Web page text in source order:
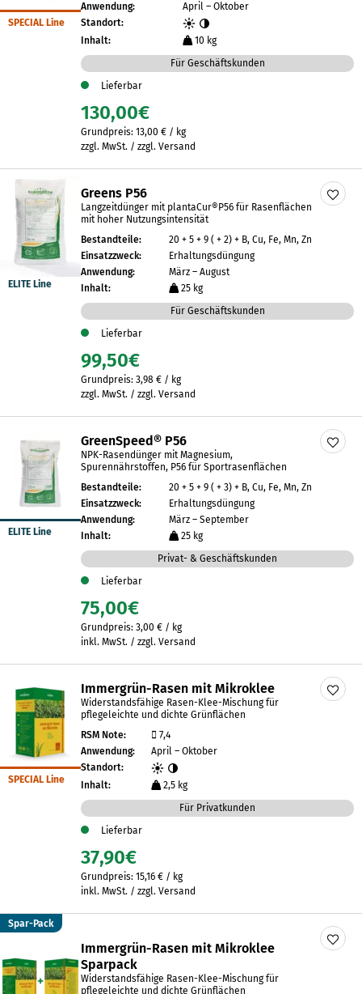
SPECIAL Line
Anwendung:
April – Oktober
Standort:
Inhalt:
10 kg
Für Geschäftskunden
Lieferbar
130,00€
Grundpreis: 13,00 € / kg
zzgl. MwSt. / zzgl. Versand
ELITE Line
Greens P56
Langzeitdünger mit plantaCur®P56 für Rasenflächen
mit hoher Nutzungsintensität
Bestandteile:
20 + 5 + 9 ( + 2) + B, Cu, Fe, Mn, Zn
Einsatzzweck:
Erhaltungsdüngung
Anwendung:
März – August
Inhalt:
25 kg
Für Geschäftskunden
Lieferbar
99,50€
Grundpreis: 3,98 € / kg
zzgl. MwSt. / zzgl. Versand
ELITE Line
GreenSpeed® P56
NPK-Rasendünger mit Magnesium,
Spurennährstoffen, P56 für Sportrasenflächen
Bestandteile:
20 + 5 + 9 ( + 3) + B, Cu, Fe, Mn, Zn
Einsatzzweck:
Erhaltungsdüngung
Anwendung:
März – September
Inhalt:
25 kg
Privat- & Geschäftskunden
Lieferbar
75,00€
Grundpreis: 3,00 € / kg
inkl. MwSt. / zzgl. Versand
SPECIAL Line
Immergrün-Rasen mit Mikroklee
Widerstandsfähige Rasen-Klee-Mischung für
pflegeleichte und dichte Grünflächen
RSM Note:
7,4
Anwendung:
April – Oktober
Standort:
Inhalt:
2,5 kg
Für Privatkunden
Lieferbar
37,90€
Grundpreis: 15,16 € / kg
inkl. MwSt. / zzgl. Versand
Spar-Pack
Immergrün-Rasen mit Mikroklee
Sparpack
Widerstandsfähige Rasen-Klee-Mischung für
pflegeleichte und dichte Grünflächen